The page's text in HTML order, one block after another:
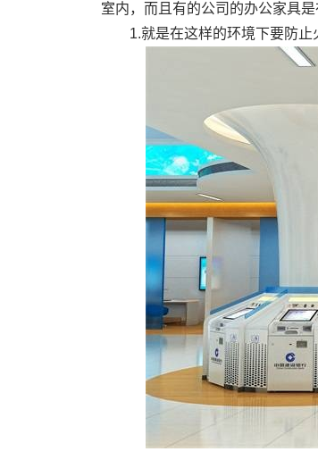
室内，而且有的公司的办公家具
1.就是在这样的环境下要防止